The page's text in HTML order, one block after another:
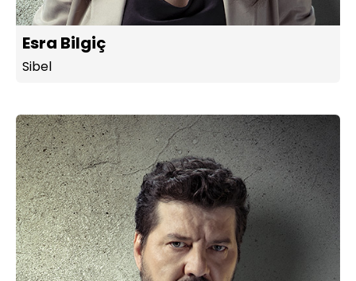
Esra Bilgiç
Sibel